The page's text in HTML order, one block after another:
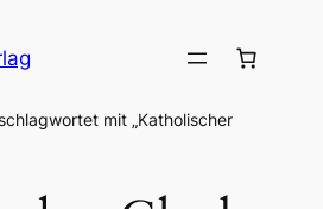
mit „Katholischer